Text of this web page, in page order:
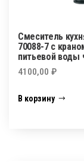
Смеситель
70088-7 с
питьевой воды
4100,00 ₽
В корзину